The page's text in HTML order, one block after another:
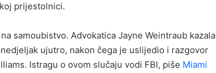
prijestolnici.
samoubistvo. Advokatica Jayne Weintraub kazala
ujutro, nakon čega je uslijedio i razgovor
Istragu o ovom slučaju vodi FBI, piše Miami